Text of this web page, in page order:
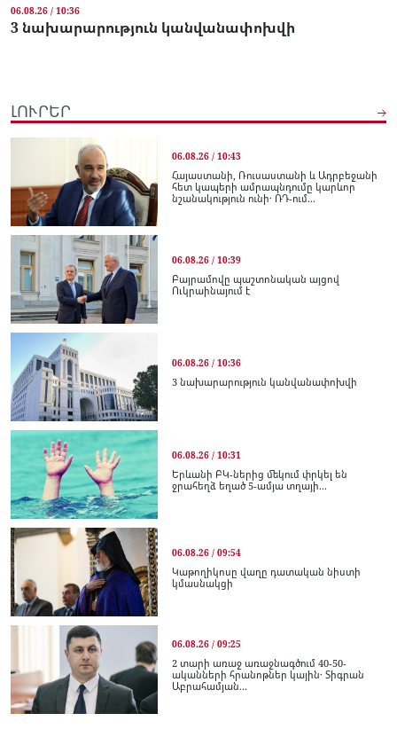
06.08.26 / 10:36
3 նախարարություն կանվանափոխվի
ԼՈՒՐԵՐ
06.08.26 / 10:43
Հայաստանի, Ռուսաստանի և Ադրբեջանի
հետ կապերի ամրապնդումը կարևոր
նշանակություն ունի․ ՌԴ-ում...
06.08.26 / 10:39
Բայրամովը պաշտոնական այցով
Ուկրաինայում է
06.08.26 / 10:36
3 նախարարություն կանվանափոխվի
06.08.26 / 10:31
Երևանի ԲԿ-ներից մեկում փրկել են
ջրահեղձ եղած 5-ամյա տղայի...
06.08.26 / 09:54
Կաթողիկոսը վաղը դատական նիստի
կմասնակցի
06.08.26 / 09:25
2 տարի առաջ առաջնագծում 40-50-
ականների հրանոթներ կային․ Տիգրան
Աբրահամյան...